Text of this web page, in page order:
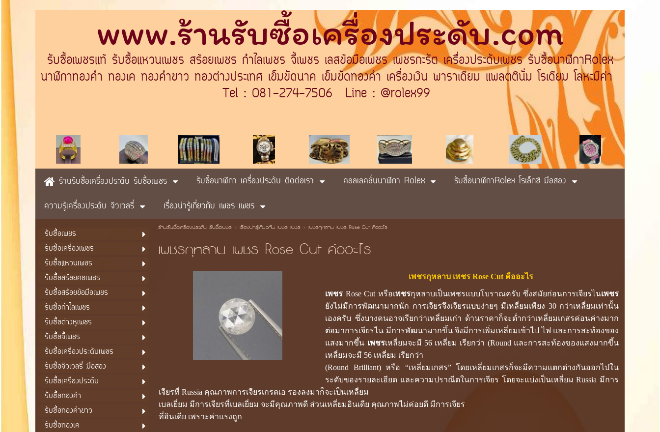
www.ร้านรับซื้อเครื่องประดับ.com
รับซื้อเพชรแท้ รับซื้อแหวนเพชร สร้อยเพชร กำไลเพชร จี้เพชร เลสข้อมือเพชร เพชรกะรัต เครื่องประดับเพชร รับซื้อนาฬิกาRolex
นาฬิกาทองคำ ทองเค ทองคำขาว ทองต่างประเทศ เข็มขัดนาค เข็มขัดทองคำ เครื่องเงิน พาราเดียม แพลตตินั่ม โรเดียม โลหะมีค่า
Tel : 081-274-7506 Line : @rolex99
ร้านรับซื้อเครื่องประดับ รับซื้อเพชร รับซื้อนาฬิกา เครื่องประดับ ติดต่อเรา คอลเลคชั่นนาฬิกา Rolex
รับซื้อนาฬิกาRolex โรเล็กซ์ มือสอง
ความรู้เครื่องประดับ จิวเวลรี่
เรื่องน่ารู้เกี่ยวกับ เพชร เพชร
รับซื้อเพชร
รับซื้อเครื่องเพชร
รับซื้อแหวนเพชร
รับซื้อสร้อยคอเพชร
รับซื้อสร้อยข้อมือเพชร
รับซื้อกำไลเพชร
รับซื้อต่างหูเพชร
รับซื้อจี้เพชร
รับซื้อเครื่องประดับเพชร
รับซื้อจิวเวลรี่ มือสอง
รับซื้อเครื่องประดับ
รับซื้อทองคำ
รับซื้อทองคำขาว
รับซื้อทองเค
ร้านรับซื้อเครื่องประดับ รับซื้อเพชร> เรื่องน่ารู้เกี่ยวกับ เพชร เพชร> เพชรกุหลาบ เพชร Rose Cut คืออะไร
เพชรกุหลาบ เพชร Rose Cut คืออะไร
เพชรกุหลาบ เพชร Rose Cut คืออะไร
เพชร Rose Cut หรือเพชรกุหลาบเป็นเพชรแบบโบราณครับ ซึ่งสมัยก่อนการเจียรไนเพชร
ยังไม่มีการพัฒนามากนัก การเจียรจึงเจียรแบบง่ายๆ มีเหลี่ยมเพียง 30 กว่าเหลี่ยมเท่านั้น
เองครับ ซึ่งบางคนอาจเรียกว่าเหลี่ยมเก่า ด้านราคาก็จะต่ำกว่าเหลี่ยมเกสรค่อนค่างมาก
ต่อมาการเจียรไน มีการพัฒนามากขึ้น จึงมีการเพิ่มเหลี่ยมเข้าไป ไฟ และการสะท้องของ
แสงมากขึ้น เพชรเหลี่ยมจะมี 56 เหลี่ยม เรียกว่า (Round และการสะท้องของแสงมากขึ้น
เหลี่ยมจะมี 56 เหลี่ยม เรียกว่า
(Round Brilliant) หรือ “เหลี่ยมเกสร” โดยเหลี่ยมเกสรก็จะมีความแตกต่างกันออกไปใน
ระดับของรายละเอียด และความปราณีตในการเจียร โดยจะแบ่งเป็นเหลี่ยม Russia มีการ
เจียรที่ Russia คุณภาพการเจียรเกรดเอ รองลงมาก็จะเป็นเหลี่ยม
เบลเยี่ยม มีการเจียรที่เบลเยี่ยม จะมีคุณภาพดี ส่วนเหลี่ยมอินเดีย คุณภาพไม่ค่อยดี มีการเจียร
ที่อินเดีย เพราะค่าแรงถูก